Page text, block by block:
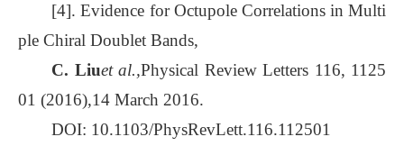
[4]. Evidence for Octupole Correlations in Multi
ple Chiral Doublet Bands,
C. Liuet al.,Physical Review Letters 116, 1125
01 (2016),14 March 2016.
DOI: 10.1103/PhysRevLett.116.112501